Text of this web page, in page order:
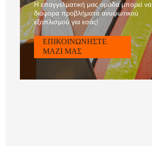
Η επαγγελματική μας ομάδα μπορεί να
διάφορα προβλήματα ανυψωτικού
εξοπλισμού για εσάς!
ΕΠΙΚΟΙΝΩΝΗΣΤΕ
ΜΑΖΙ ΜΑΣ